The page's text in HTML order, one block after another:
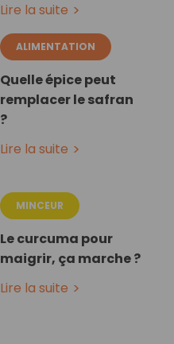
Lire la suite
ALIMENTATION
Quelle épice peut
remplacer le safran
?
Lire la suite
MINCEUR
Le curcuma pour
maigrir, ça marche ?
Lire la suite